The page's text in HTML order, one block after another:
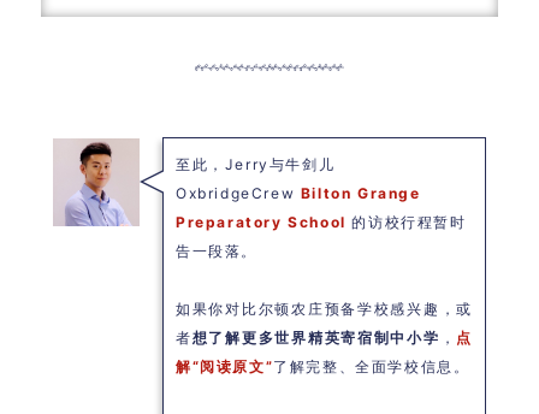
至此，Jerry与牛剑儿
OxbridgeCrew Bilton Grange
Preparatory School的访校行程暂时
告一段落。
如果你对比尔顿农庄预备学校感兴趣，或
者想了解更多世界精英寄宿制中小学 ， 点
解“阅读原文”了解完整、全面学校信息。